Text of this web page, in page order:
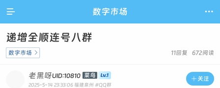
 数字市场 
递增全顺连号八群
11回复 672阅读
数字市场 
 关注
老黑呀UID:10810 菜鸟
2025-5-14 23:33:06 福建泉州 #QQ群